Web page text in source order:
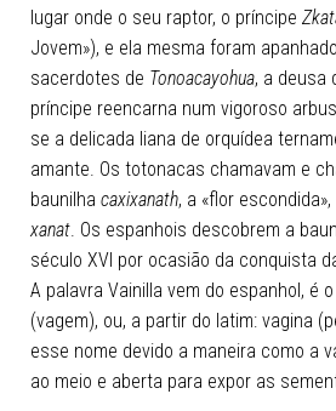
lugar onde o seu raptor, o príncipe
Jovem»), e ela mesma foram
sacerdotes de Tonoacayohua, a deusa
príncipe reencarna num vigoroso
se a delicada liana de orquídea
amante. Os totonacas chamavam e
baunilha caxixanath, a «flor
xanat. Os espanhois descobrem a
século XVI por ocasião da conquista
A palavra Vainilla vem do espanhol, é
(vagem), ou, a partir do latim: vagina
esse nome devido a maneira como a
ao meio e aberta para expor as